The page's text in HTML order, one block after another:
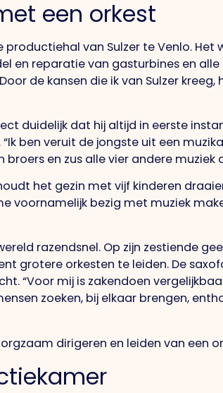
een orkest
van Sulzer te Venlo.
en reparatie van gasturbines en alle
de kansen die ik van Sulzer
duidelijk dat hij altijd in eerste
ben veruit de jongste uit een
en zus alle vier andere muziek
het gezin met vijf kinderen
voornamelijk bezig met muziek
razendsnel. Op zijn zestiende
grotere orkesten te leiden. De
“Voor mij is zakendoen
zoeken, bij elkaar brengen,
dirigeren en leiden van een